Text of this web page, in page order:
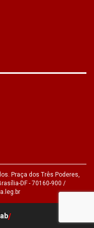
Praça dos Três Poderes,
DF - 70160-900 /
/